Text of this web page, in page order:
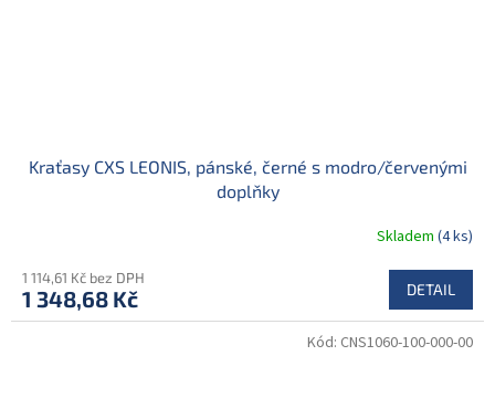
Kraťasy CXS LEONIS, pánské, černé s modro/červenými
doplňky
Skladem (4 ks)
1 114,61 Kč bez DPH
1 348,68 Kč DETAIL
Kód: CNS1060-100-000-00